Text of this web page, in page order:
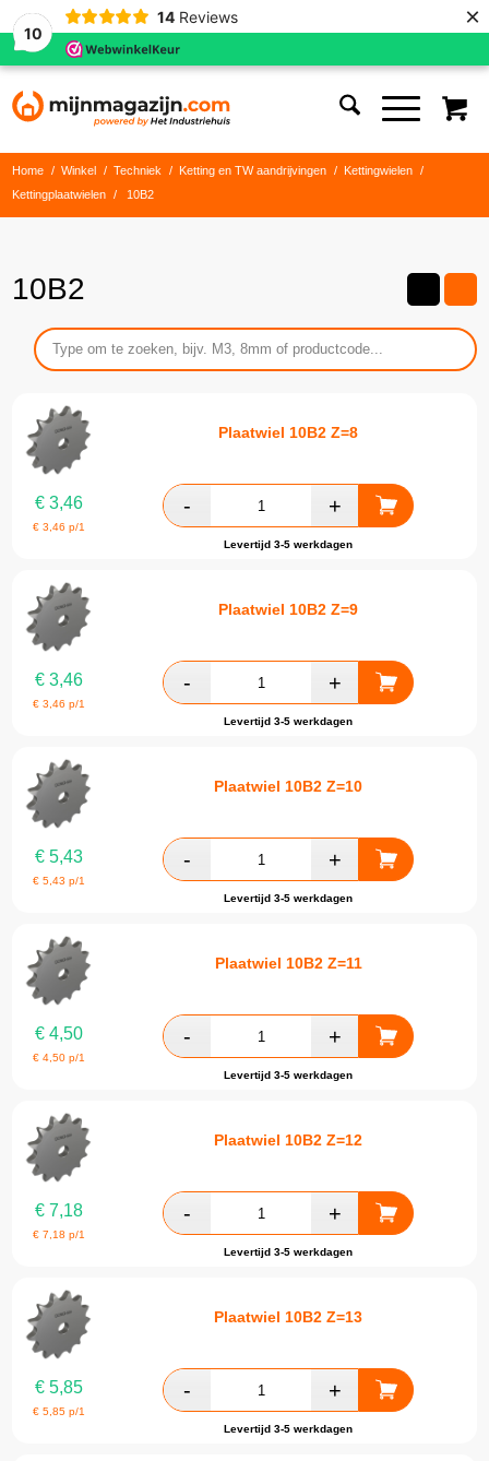
10
14 Reviews ×
Home / Winkel / Techniek / Ketting en TW aandrijvingen / Kettingwielen
/
Kettingplaatwielen
/ 10B2
10B2
Plaatwiel 10B2 Z=8
€ 3,46
€3,46 p/1
Levertijd 3-5 werkdagen
Plaatwiel 10B2 Z=9
€ 3,46
€3,46 p/1
Levertijd 3-5 werkdagen
Plaatwiel 10B2 Z=10
€ 5,43
€5,43 p/1
Levertijd 3-5 werkdagen
Plaatwiel 10B2 Z=11
€ 4,50
€4,50 p/1
Levertijd 3-5 werkdagen
Plaatwiel 10B2 Z=12
€ 7,18
€7,18 p/1
Levertijd 3-5 werkdagen
Plaatwiel 10B2 Z=13
€ 5,85
€5,85 p/1
Levertijd 3-5 werkdagen